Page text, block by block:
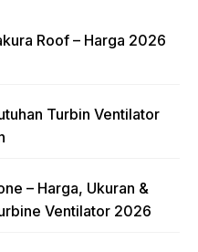
– Harga 2026
Turbin Ventilator
– Harga, Ukuran &
Ventilator 2026